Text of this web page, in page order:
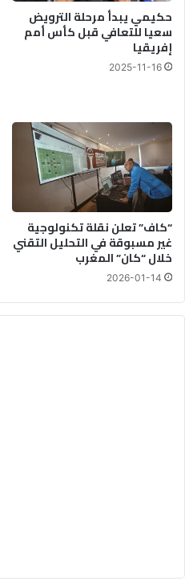
خ
ب
ا
ر
ي
ل
م
و
ا
ج
ه
ت
ا
حكيمي يبدأ مرحلة الترويض
سعيا للتعافي قبل كأس أمم
إفريقيا
2025-11-16
“كاف” تعلن نقلة تكنولوجية
غير مسبوقة في التحليل التقني
خلال “كان” المغرب
2026-01-14